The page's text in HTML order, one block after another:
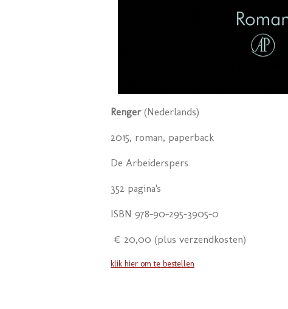
Renger(Nederlands)
2015, roman, paperback
De Arbeiderspers
352 pagina's
ISBN 978-90-295-3905-0
€ 20,00 (plus verzendkosten)
klik hier om te bestellen